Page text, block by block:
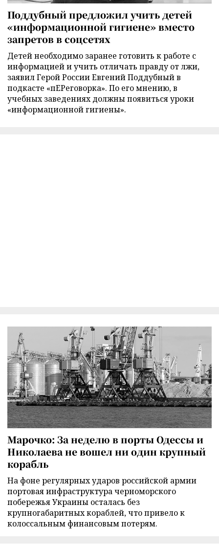
Поддубный предложил учить детей
«информационной гигиене» вместо
запретов в соцсетях
Детей необходимо заранее готовить к работе с
информацией и учить отличать правду от лжи,
заявил Герой России Евгений Поддубный в
подкасте «пЕРеговорка». По его мнению, в
учебных заведениях должны появиться уроки
«информационной гигиены».
Марочко: За неделю в порты Одессы и
Николаева не вошел ни один крупный
корабль
На фоне регулярных ударов российской армии
портовая инфраструктура черноморского
побережья Украины осталась без
крупногабаритных кораблей, что привело к
колоссальным финансовым потерям.